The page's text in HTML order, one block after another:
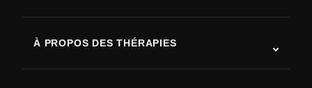
À PROPOS DES THÉRAPIES